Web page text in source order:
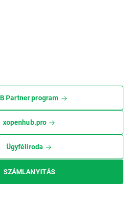
Partner program
xopenhub.pro
Ügyféliroda
SZÁMLANYITÁS